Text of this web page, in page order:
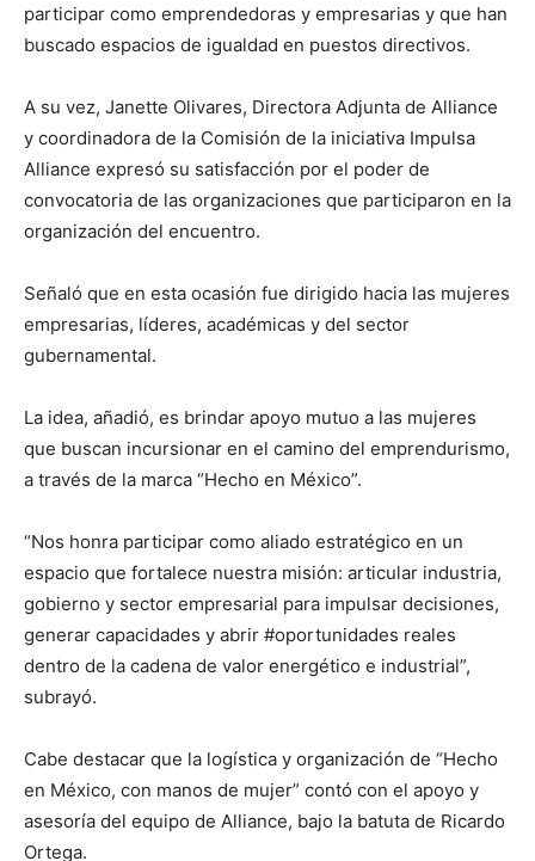
participar como emprendedoras y empresarias y que han
buscado espacios de igualdad en puestos directivos.
A su vez, Janette Olivares, Directora Adjunta de Alliance
y coordinadora de la Comisión de la iniciativa Impulsa
Alliance expresó su satisfacción por el poder de
convocatoria de las organizaciones que participaron en la
organización del encuentro.
Señaló que en esta ocasión fue dirigido hacia las mujeres
empresarias, líderes, académicas y del sector
gubernamental.
La idea, añadió, es brindar apoyo mutuo a las mujeres
que buscan incursionar en el camino del emprendurismo,
a través de la marca “Hecho en México”.
“Nos honra participar como aliado estratégico en un
espacio que fortalece nuestra misión: articular industria,
gobierno y sector empresarial para impulsar decisiones,
generar capacidades y abrir #oportunidades reales
dentro de la cadena de valor energético e industrial”,
subrayó.
Cabe destacar que la logística y organización de “Hecho
en México, con manos de mujer” contó con el apoyo y
asesoría del equipo de Alliance, bajo la batuta de Ricardo
Ortega.